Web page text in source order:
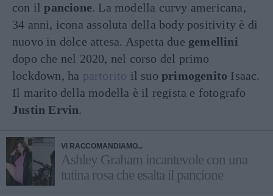
con ilpancione. La modella curvy americana,
34 anni, icona assoluta della body positivity è di
nuovo in dolce attesa. Aspetta due gemellini
dopo che nel 2020, nel corso del primo
lockdown, ha partorito il suoprimogenito Isaac.
Il marito della modella è il regista e fotografo
Justin Ervin.
VI RACCOMANDIAMO...
Ashley Graham incantevole con una
tutina rosa che esalta il pancione